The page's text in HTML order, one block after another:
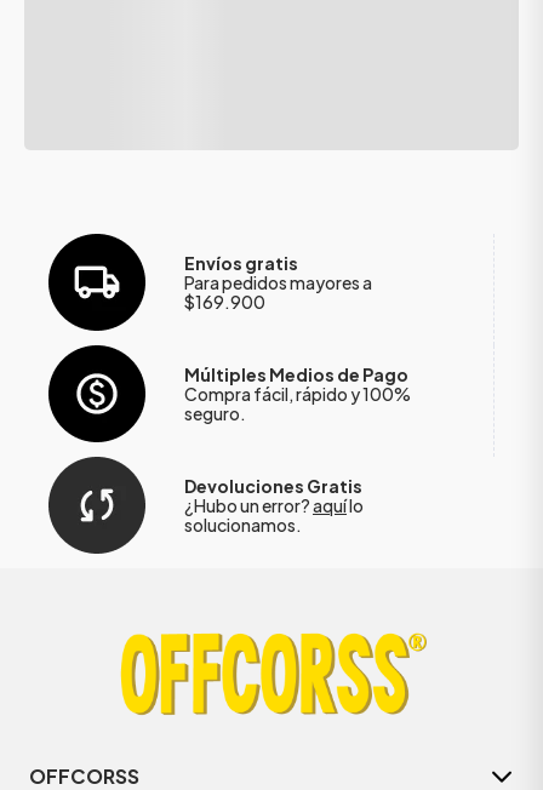
Envíos gratis
Para pedidos mayores a
$169.900
Múltiples Medios de Pago
Compra fácil, rápido y 100%
seguro.
Devoluciones Gratis
¿Hubo un error?aquílo
solucionamos.
OFFCORSS